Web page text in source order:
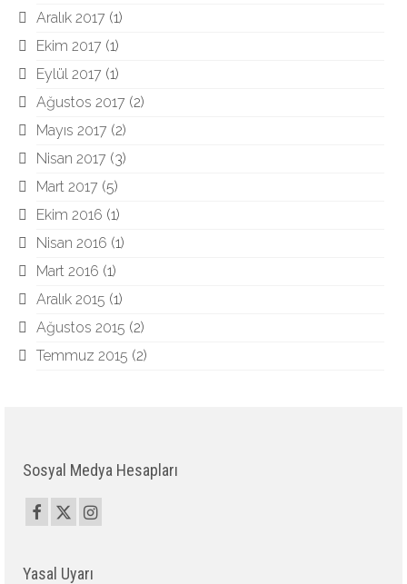
Aralık 2017 (1)
Ekim 2017 (1)
Eylül 2017 (1)
Ağustos 2017 (2)
Mayıs 2017 (2)
Nisan 2017 (3)
Mart 2017 (5)
Ekim 2016 (1)
Nisan 2016 (1)
Mart 2016 (1)
Aralık 2015 (1)
Ağustos 2015 (2)
Temmuz 2015 (2)
Sosyal Medya Hesapları
Yasal Uyarı